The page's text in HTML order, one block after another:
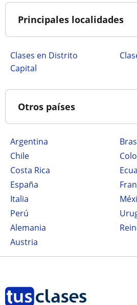
Principales localidades
Clases en Distrito
Capital
Otros países
Argentina
Chile
Costa Rica
España
Italia
Perú
Alemania
Austria